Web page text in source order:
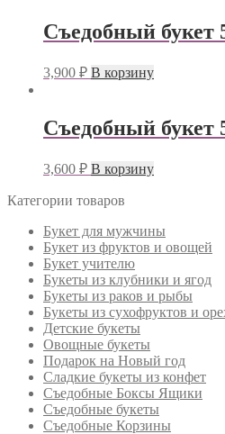
Съедобный букет
3,900 ₽ В корзину
Съедобный букет
3,600 ₽ В корзину
Категории товаров
Букет для мужчины
Букет из фруктов и овощей
Букет учителю
Букеты из клубники и ягод
Букеты из раков и рыбы
Букеты из сухофруктов и
Детские букеты
Овощные букеты
Подарок на Новый год
Сладкие букеты из конфет
Съедобные Боксы Ящики
Съедобные букеты
Съедобные Корзины